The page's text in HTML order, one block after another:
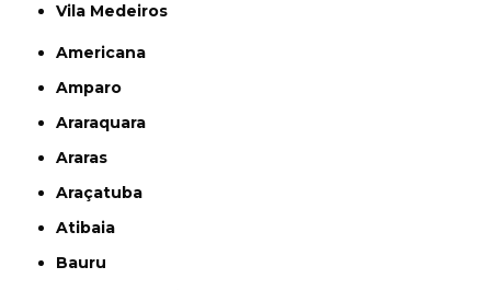
Vila Medeiros
Americana
Amparo
Araraquara
Araras
Araçatuba
Atibaia
Bauru